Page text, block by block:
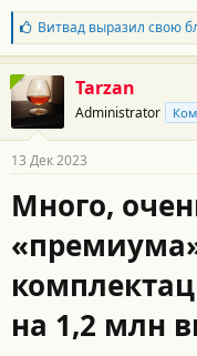
Б
л
а
г
о
д
а
н
с
т
и
Витвадвыразил свою
Tarzan
Administrator
13 Дек 2023
Много,
на 1,2 млн